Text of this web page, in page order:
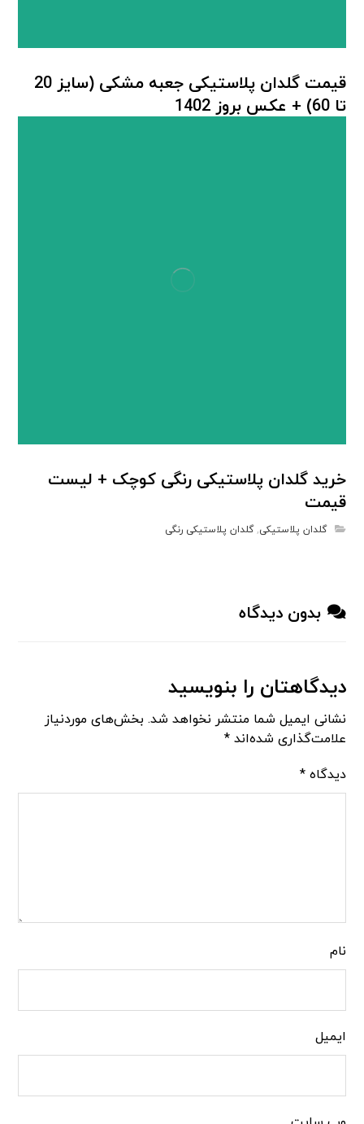
قیمت گلدان پلاستیکی جعبه مشکی (سایز 20
تا 60) + عکس بروز 1402
خرید گلدان پلاستیکی رنگی کوچک + لیست
قیمت
گلدان پلاستیکی,گلدان پلاستیکی رنگی
بدون دیدگاه
دیدگاهتان را بنویسید
نشانی ایمیل شما منتشر نخواهد شد. بخش‌های موردنیاز
علامت‌گذاری شده‌اند*
دیدگاه*
نام
ایمیل